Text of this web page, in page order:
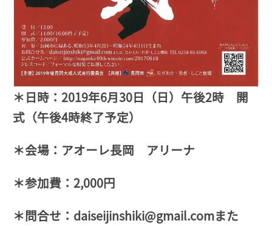
＊日時：2019年6月30日（日）午後2時 開
式（午後4時終了予定）
＊会場：アオーレ長岡 アリーナ
＊参加費：2,000円
＊問合せ：daiseijinshiki@gmail.comまた